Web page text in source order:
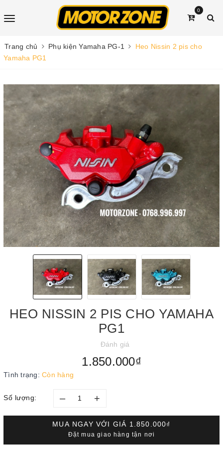
0
Trang chủ Phụ kiện Yamaha PG-1
Heo Nissin 2 pis cho
Yamaha PG1
HEO NISSIN 2 PIS CHO YAMAHA
PG1
Đánh giá
1.850.000₫
Tình trạng: Còn hàng
Số lượng: – +
MUA NGAY VỚI GIÁ 1.850.000₫
Đặt mua giao hàng tận nơi